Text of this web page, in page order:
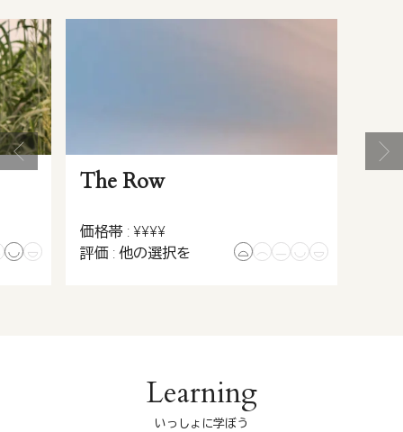
The Row
価格帯 : ¥¥¥¥
評価 : 他の選択を
Learning
いっしょに学ぼう